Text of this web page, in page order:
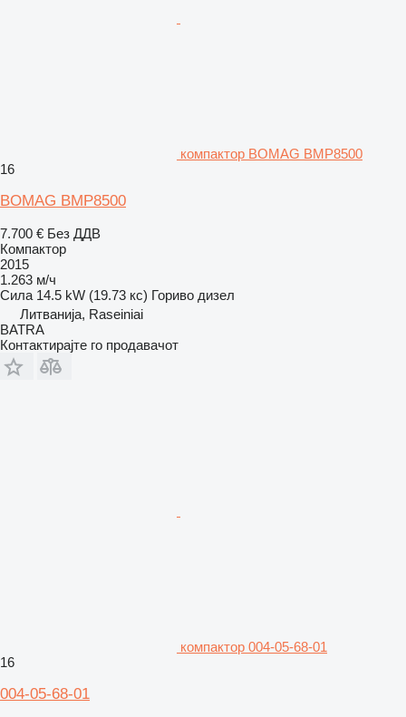
компактор BOMAG BMP8500
16
BOMAG BMP8500
7.700 € Без ДДВ
Компактор
2015
1.263 м/ч
Сила 14.5 kW (19.73 кс) Гориво дизел
Литванија, Raseiniai
BATRA
Контактирајте го продавачот
компактор 004-05-68-01
16
004-05-68-01